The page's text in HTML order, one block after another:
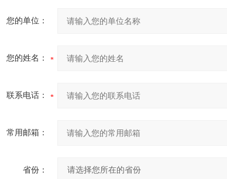
您的单位：
您的姓名：
联系电话：
常用邮箱：
省份：